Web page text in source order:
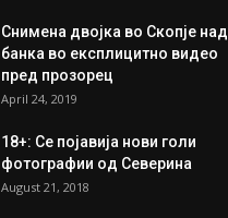
Снимена двојка во Скопје над
банка во експлицитно видео
пред прозорец
April 24, 2019
18+: Се појавија нови голи
фотографии од Северина
August 21, 2018